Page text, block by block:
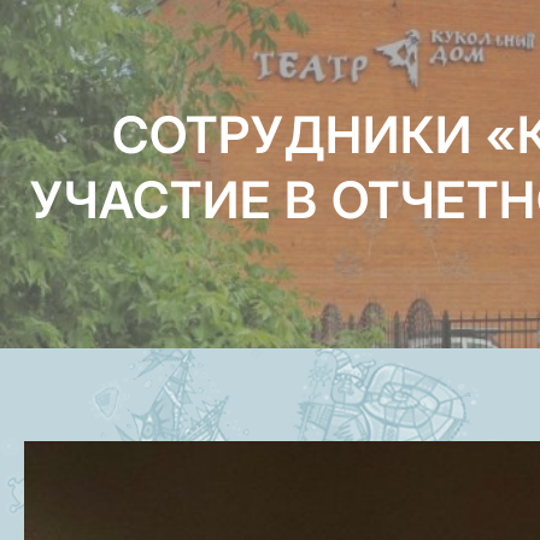
СОТРУДНИКИ
УЧАСТИЕ В